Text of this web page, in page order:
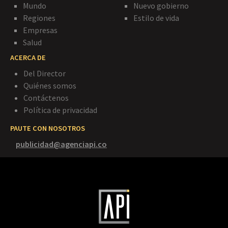
Mundo
Regiones
Empresas
Salud
Nuevo gobierno
Estilo de vida
ACERCA DE
Del Director
Quiénes somos
Contáctenos
Política de privacidad
PAUTE CON NOSOTROS
publicidad@agenciapi.co